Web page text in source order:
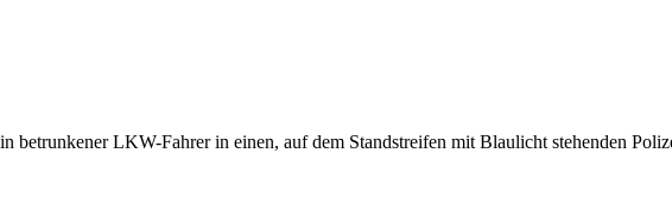
LKW-Fahrer in einen, auf dem Standstreifen mit Blaulicht stehenden